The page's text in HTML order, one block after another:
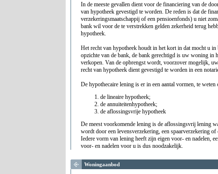
In de meeste gevallen dient voor de financiering van de
van hypotheek gevestigd te worden. De reden is dat de
verzekeringsmaatschappij of een pensioenfonds) u niet
bank wil voor de te verstrekken gelden zekerheid terug
hypotheek.
Het recht van hypotheek houdt in het kort in dat mocht u in
opzichte van de bank, de bank gerechtigd is uw woning in
verkopen. Van de opbrengst wordt, voorzover mogelijk,
recht van hypotheek dient gevestigd te worden in een
De hypothecaire lening is er in een aantal vormen, te weten
de lineaire hypotheek;
de annuiteitenhypotheek;
de aflossingsvrije hypotheek
De meest voorkomende lening is de aflossingsvrij lening
wordt door een levensverzekering, een spaarverzekering
Iedere vorm van lening heeft zijn eigen voor- en nadelen,
voor- en nadelen voor u is dus noodzakelijk.
Woningaanbod